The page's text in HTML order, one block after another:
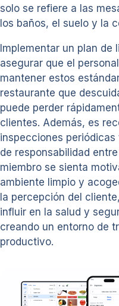
solo se refiere a las
los baños, el suelo y la
Implementar un plan de
asegurar que el
mantener estos
restaurante que
puede perder
clientes. Además, es
inspecciones
de responsabilidad
miembro se sienta
ambiente limpio y
la percepción del
influir en la salud y
creando un entorno de
productivo.